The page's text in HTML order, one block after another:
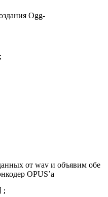
Ogg-
от wav и объявим обе
OPUS’a